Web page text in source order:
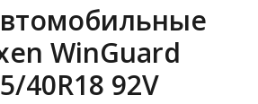
WinGuard
40R18 92V